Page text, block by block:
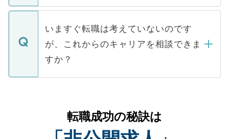
関を公にしてしまうと、応募が殺到する場
に、医療機関が求める条件に合った人材の
みを人材紹介会社に依頼するケースが増え
ています。
定を承諾する必要はありません。内定先へ
の辞退の連絡はキャリアパートナーが行い
個人情報が漏えいすることはありませんの
で、ご安心ください。当サイトからの登録
などで収集したご登録者様の個人情報は、
ご本人のキャリアアップおよび転職活動の
支援を目的に使用いたします。お預かりし
ているすべての個人データはご本人の許可
は、個人情報の取り扱いについての厳密な
管理基準を満たした事業者のみに付与され
いますぐ転職は考えていないのです
が、これからのキャリアを相談できま
すか？
かがいして、現在の医療機関の状況や紹介
経験をまじえながら、適切なアドバイスを
させていただきます。すぐにご転職をされ
転職成功の秘訣は